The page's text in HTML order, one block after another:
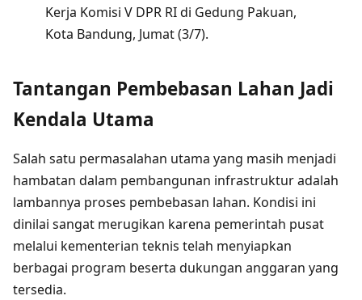
Kerja Komisi V DPR RI di Gedung Pakuan,
Kota Bandung, Jumat (3/7).
Tantangan Pembebasan Lahan Jadi
Kendala Utama
Salah satu permasalahan utama yang masih menjadi
hambatan dalam pembangunan infrastruktur adalah
lambannya proses pembebasan lahan. Kondisi ini
dinilai sangat merugikan karena pemerintah pusat
melalui kementerian teknis telah menyiapkan
berbagai program beserta dukungan anggaran yang
tersedia.